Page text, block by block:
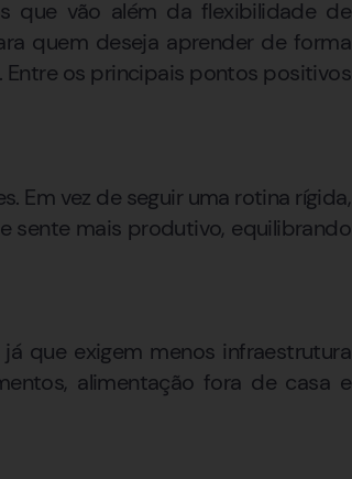
que vão além da flexibilidade de
quem deseja aprender de forma
os principais pontos positivos
Em vez de seguir uma rotina rígida,
sente mais produtivo, equilibrando
que exigem menos infraestrutura
alimentação fora de casa e